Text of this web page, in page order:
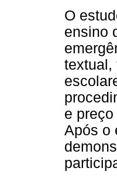
O
ensino
textual,
e
Após o